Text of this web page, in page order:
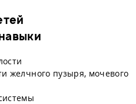
желчного пузыря, мочевого